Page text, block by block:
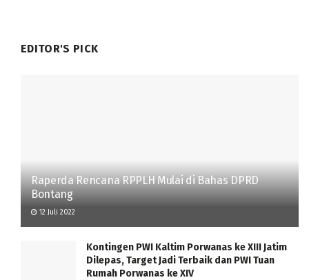
EDITOR'S PICK
Raperda Rencana RPPLH Mulai di Bahas DPRD
Bontang
12 Juli 2022
Kontingen PWI Kaltim Porwanas ke XIII Jatim
Dilepas, Target Jadi Terbaik dan PWI Tuan
Rumah Porwanas ke XIV